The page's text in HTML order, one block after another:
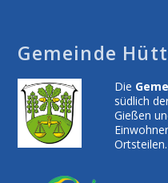
Gemeinde
Die
südlich
Gießen
Ortsteilen.